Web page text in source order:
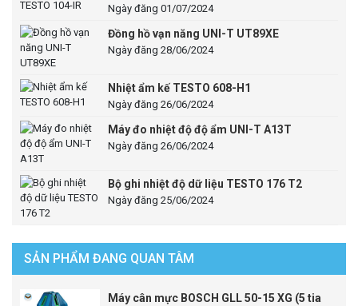
Ngày đăng 01/07/2024
Đồng hồ vạn năng UNI-T UT89XE
Ngày đăng 28/06/2024
Nhiệt ẩm kế TESTO 608-H1
Ngày đăng 26/06/2024
Máy đo nhiệt độ độ ẩm UNI-T A13T
Ngày đăng 26/06/2024
Bộ ghi nhiệt độ dữ liệu TESTO 176 T2
Ngày đăng 25/06/2024
SẢN PHẨM ĐANG QUAN TÂM
Máy cân mực BOSCH GLL 50-15 XG (5 tia